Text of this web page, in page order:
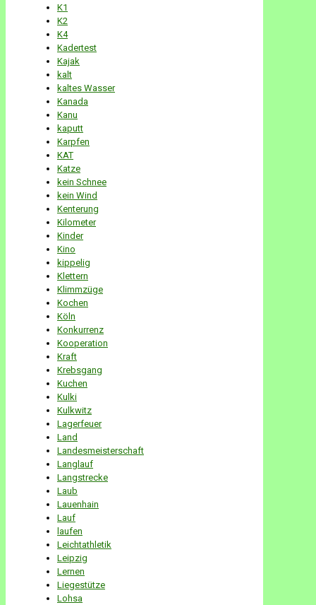
K1
K2
K4
Kadertest
Kajak
kalt
kaltes Wasser
Kanada
Kanu
kaputt
Karpfen
KAT
Katze
kein Schnee
kein Wind
Kenterung
Kilometer
Kinder
Kino
kippelig
Klettern
Klimmzüge
Kochen
Köln
Konkurrenz
Kooperation
Kraft
Krebsgang
Kuchen
Kulki
Kulkwitz
Lagerfeuer
Land
Landesmeisterschaft
Langlauf
Langstrecke
Laub
Lauenhain
Lauf
laufen
Leichtathletik
Leipzig
Lernen
Liegestütze
Lohsa